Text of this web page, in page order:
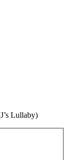
Lullaby)